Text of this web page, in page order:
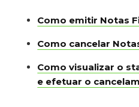
Como emitir Notas
Como cancelar
Como visualizar o
e efetuar o